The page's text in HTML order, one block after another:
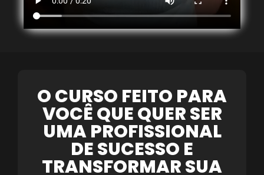
O CURSO FEITO PARA
VOCÊ QUE QUER SER
UMA PROFISSIONAL
DE SUCESSO E
TRANSFORMAR SUA